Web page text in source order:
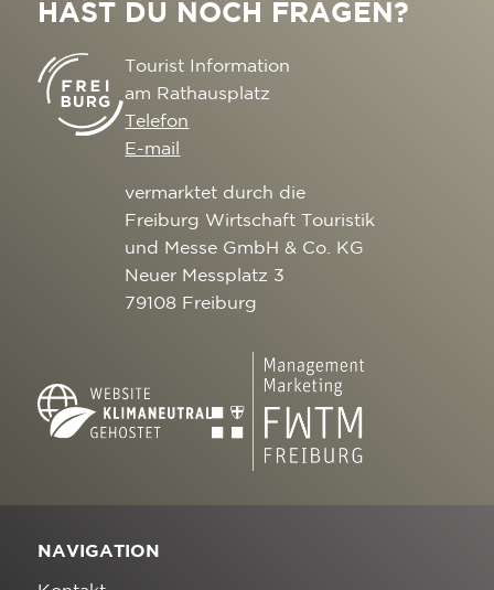
HAST DU NOCH FRAGEN?
Tourist Information
am Rathausplatz
Telefon
E-mail
vermarktet durch die
Freiburg Wirtschaft Touristik
und Messe GmbH & Co. KG
Neuer Messplatz 3
79108 Freiburg
NAVIGATION